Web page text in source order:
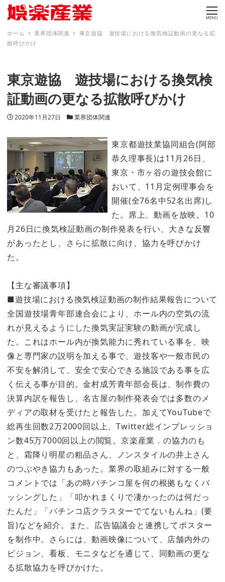
MENU
ホーム 業界団体関連
東京遊協 遊技場における換気検証動画の更なる拡
散呼びかけ
東京遊協 遊技場における換気検
証動画の更なる拡散呼びかけ
投稿日
2020年11月27日 カテゴリー
業界団体関連
東京都遊技業協同組合(阿部
恭久理事長)は11月26日、
東京・市ヶ谷の遊技会館に
おいて、11月定例理事会を
開催(全76名中52名出席)し
た。席上、動画を放映。10
月26日に換気検証動画の制作発表を行い、大きな反響
があったとし、さらに拡散に向け、協力を呼びかけ
た。
【主な審議事項】
■遊技場における換気検証動画の制作結果報告について
全国遊技場青年部連合会により、ホール内の空気の流
れが見えるようにした換気実証実験の動画が完成し
た。これはホール内が換気能力に秀れている事を、映
像と専門家の説明を加える事で、遊技客や一般市民の
不安を解消して、安全で安心できる施設である事を広
く伝える事が目的。金村成芳青年部会長は、制作費の
決算内訳を報告し、名古屋の制作発表会では多数のメ
ディアの取材を受けたと報告した。加えてYouTubeで
総再生回数2万2000回以上、Twitter総インプレッショ
ン数45万7000回以上の閲覧。京楽産業．の協力のも
と、霜降り明星の粗品さん、ノンスタイルの井上さん
のつぶやき協力もあった。業界の取組みに対する一般
コメントでは「あの時パチンコ屋を何の根拠もなくバ
ッシングした」「叩かれまくりで凄かったのは何だっ
たんだ」「パチンコ店クラスターでてないもんね」(要
旨)などを紹介。また、広告協議会と連携してポスター
を制作中。さらには、動画映像について、店舗内外の
ビジョン、看板、モニタなどを通じて、同動画の更な
る拡散協力を呼びかけた。